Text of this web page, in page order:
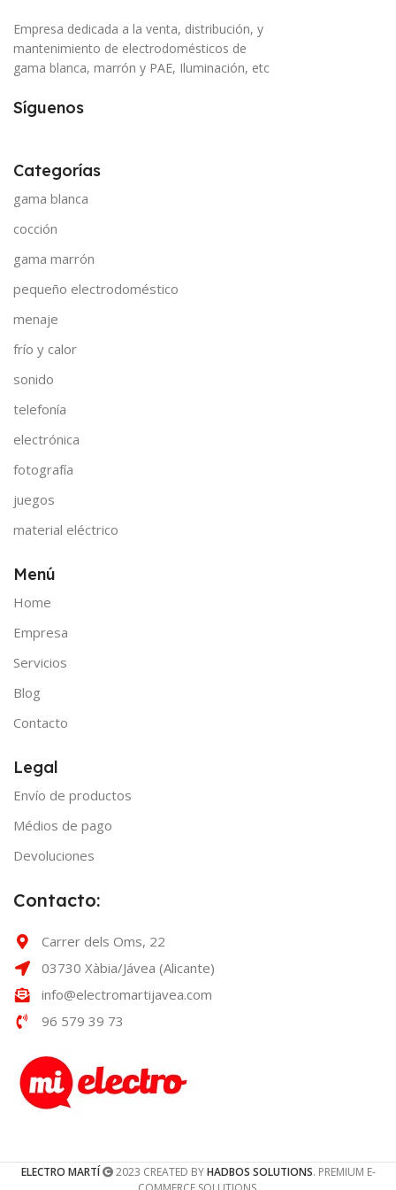
Empresa dedicada a la venta, distribución, y
mantenimiento de electrodomésticos de
gama blanca, marrón y PAE, Iluminación, etc
Síguenos
Categorías
gama blanca
cocción
gama marrón
pequeño electrodoméstico
menaje
frío y calor
sonido
telefonía
electrónica
fotografía
juegos
material eléctrico
Menú
Home
Empresa
Servicios
Blog
Contacto
Legal
Envío de productos
Médios de pago
Devoluciones
Contacto:
Carrer dels Oms, 22
03730 Xàbia/Jávea (Alicante)
info@electromartijavea.com
96 579 39 73
ELECTRO MARTÍ 2023 CREATED BYHADBOS SOLUTIONS. PREMIUM E-